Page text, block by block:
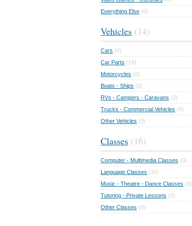
Everything Else (0)
Vehicles (14)
Cars (0)
Car Parts (14)
Motorcycles (0)
Boats - Ships (0)
RVs - Campers - Caravans (0)
Trucks - Commercial Vehicles (0)
Other Vehicles (0)
Classes (16)
Computer - Multimedia Classes (0)
Language Classes (16)
Music - Theatre - Dance Classes (0)
Tutoring - Private Lessons (0)
Other Classes (0)